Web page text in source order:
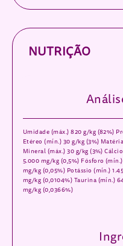
NUTRIÇÃO
Umidade (máx.) 820 g/kg (82%)
Etéreo (mín.) 30 g/kg (3%)
Mineral (máx.) 30 g/kg (3%)
5.000 mg/kg (0,5%) Fósforo
mg/kg (0,05%) Potássio (mín.)
mg/kg (0,0104%) Taurina (mín.)
mg/kg (0,0366%)